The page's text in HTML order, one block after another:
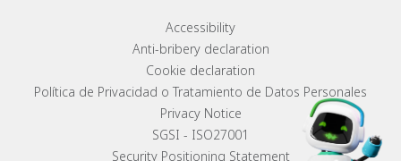
Footer menu linksAccessibility
Anti-bribery declaration
Cookie declaration
Política de Privacidad o Tratamiento de Datos Personales
Privacy Notice
SGSI - ISO27001
Security Positioning Statement